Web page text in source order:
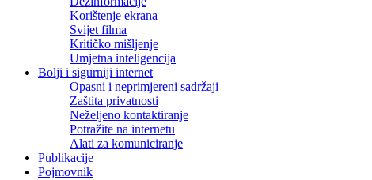
Korištenje ekrana
Svijet filma
Kritičko mišljenje
Umjetna inteligencija
Bolji i sigurniji internet
Opasni i neprimjereni sadržaji
Zaštita privatnosti
Neželjeno kontaktiranje
Potražite na internetu
Alati za komuniciranje
Publikacije
Pojmovnik